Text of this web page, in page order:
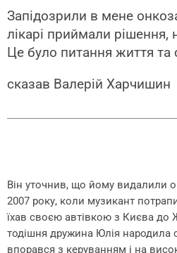
Запідозрили в мене
лікарі приймали
Це було питання життя та
сказав Валерій Харчишин
Він уточнив, що йому видалили
2007 року, коли музикант
їхав своєю автівкою з Києва до
тодішня дружина Юлія народила
впорався з керуванням і на